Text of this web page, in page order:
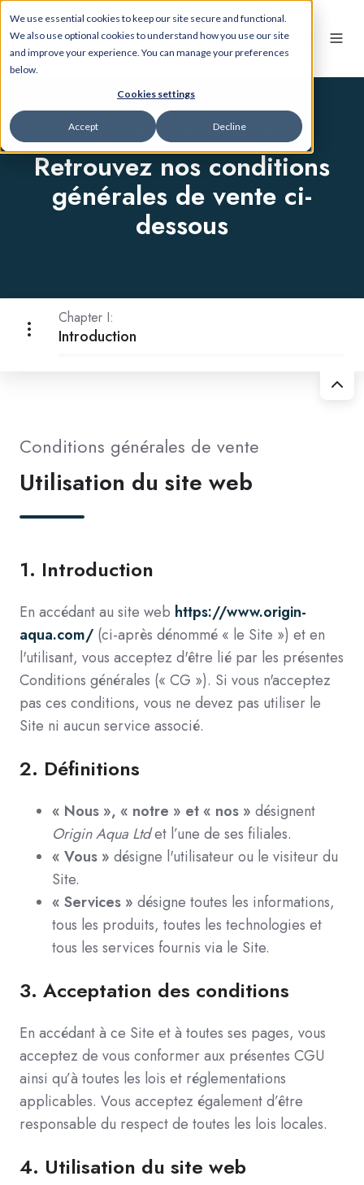
We use essential cookies to keep our site secure and functional.
We also use optional cookies to understand how you use our site
and improve your experience. You can manage your preferences
below.
Cookies settings
Accept Decline
Conditions d'utilisation
Retrouvez nos conditions
générales de vente ci-
dessous
Chapter I:
Introduction
Conditions générales de vente
Utilisation du site web
1. Introduction
En accédant au site web https://www.origin-
aqua.com/ (ci-après dénommé « le Site ») et en
l'utilisant, vous acceptez d'être lié par les présentes
Conditions générales (« CG »). Si vous n'acceptez
pas ces conditions, vous ne devez pas utiliser le
Site ni aucun service associé.
2. Définitions
« Nous », « notre » et « nos » désignent
Origin Aqua Ltdet l’une de ses filiales.
« Vous » désigne l'utilisateur ou le visiteur du
Site.
« Services » désigne toutes les informations,
tous les produits, toutes les technologies et
tous les services fournis via le Site.
3. Acceptation des conditions
En accédant à ce Site et à toutes ses pages, vous
acceptez de vous conformer aux présentes CGU
ainsi qu’à toutes les lois et réglementations
applicables. Vous acceptez également d’être
responsable du respect de toutes les lois locales.
4. Utilisation du site web